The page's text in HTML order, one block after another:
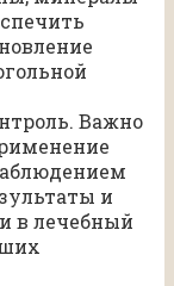
Важно
и
в лечебный